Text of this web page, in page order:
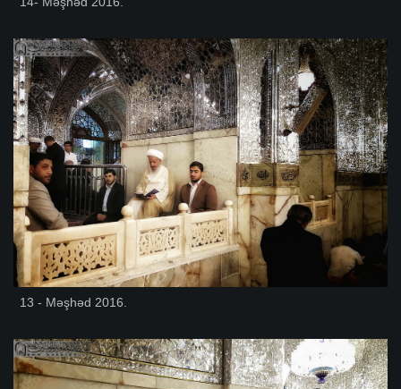
13 - Məşhəd 2016.